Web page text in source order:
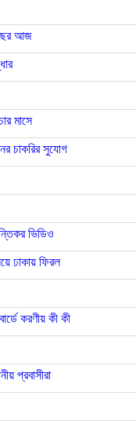
বছর আজ
মাসে
চাকরির সুযোগ
ভিডিও
ঢাকায় ফিরল
করণীয় কী কী
প্রবাসীরা